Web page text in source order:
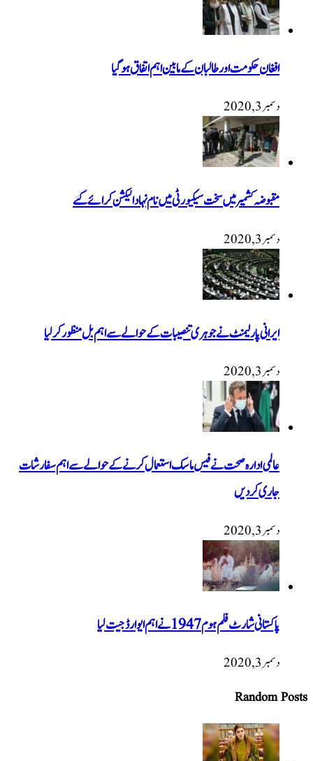
افغان حکومت اور طالبان کے مابین اہم اتفاق ہوگیا
دسمبر 3, 2020
مقبوضہ کشمیر میں سخت سیکیورٹی میں نام نہاد الیکشن کرائے گئے
دسمبر 3, 2020
ایرانی پارلیمنٹ نے جوہری تنصیبات کے حوالے سے اہم بل منظور کرلیا
دسمبر 3, 2020
عالمی ادارہ صحت نے فیس ماسک استعمال کرنے کے حوالے سے اہم سفارشات
جاری کردیں
دسمبر 3, 2020
پاکستانی شارٹ فلم ہوم 1947 نےاہم ایوارڈ جیت لیا
دسمبر 3, 2020
Random Posts